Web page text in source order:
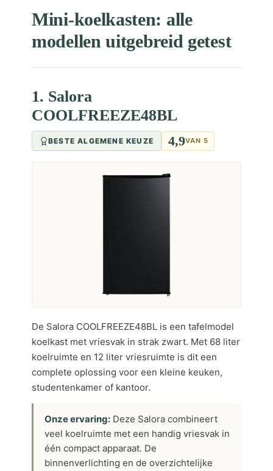
Mini-koelkasten: alle
modellen uitgebreid getest
1. Salora
COOLFREEZE48BL
BESTE ALGEMENE KEUZE 4,9VAN 5
De Salora COOLFREEZE48BL is een tafelmodel
koelkast met vriesvak in strak zwart. Met 68 liter
koelruimte en 12 liter vriesruimte is dit een
complete oplossing voor een kleine keuken,
studentenkamer of kantoor.
Onze ervaring: Deze Salora combineert
veel koelruimte met een handig vriesvak in
één compact apparaat. De
binnenverlichting en de overzichtelijke